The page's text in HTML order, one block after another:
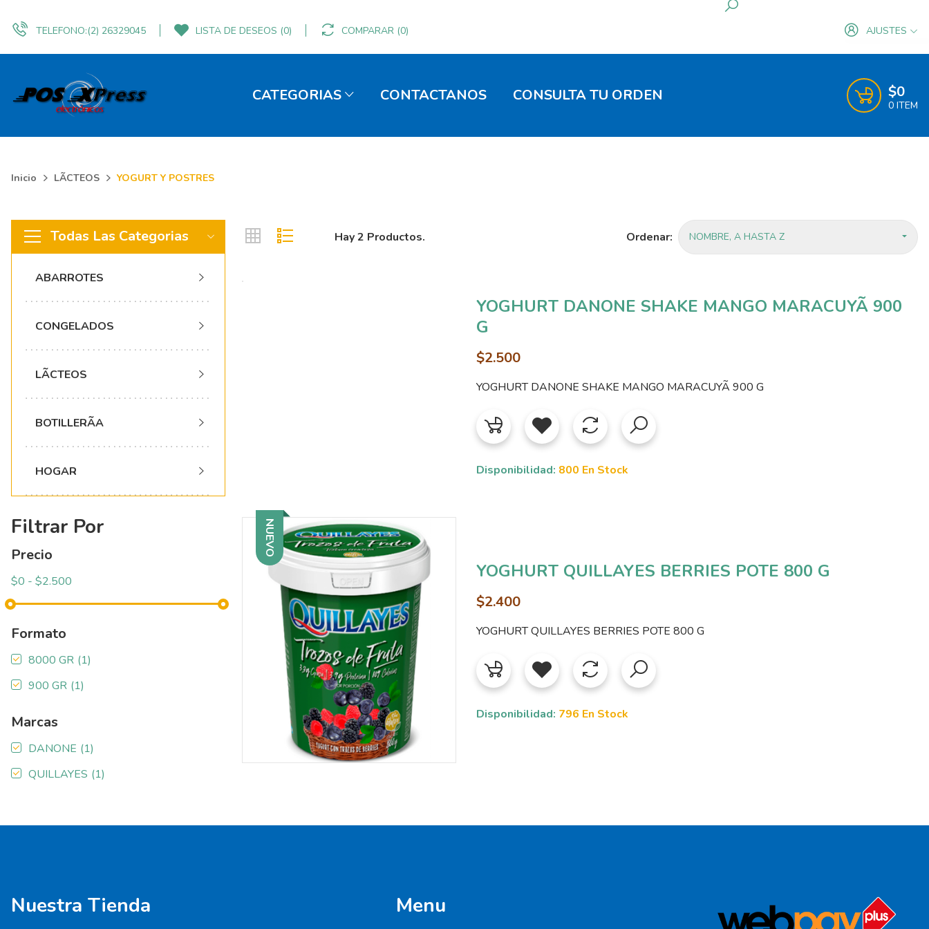
TELEFONO:(2) 26329045 LISTA DE DESEOS (0) COMPARAR (0) AJUSTES
Mi cuenta
Pagos
Registrarse
CATEGORIAS CONTACTANOS CONSULTA TU ORDEN $0
0 ITEM
Inicio LÃCTEOS YOGURT Y POSTRES
Hay 2 Productos. Ordenar: NOMBRE, A HASTA Z
YOGHURT DANONE SHAKE MANGO MARACUYÃ 900
G
$2.500
YOGHURT DANONE SHAKE MANGO MARACUYÃ 900 G
Disponibilidad: 800 En Stock
NUEVO
YOGHURT QUILLAYES BERRIES POTE 800 G
$2.400
YOGHURT QUILLAYES BERRIES POTE 800 G
Disponibilidad: 796 En Stock
Todas Las Categorias
ABARROTES
CONGELADOS
LÃCTEOS
BOTILLERÃA
HOGAR
Filtrar Por
Precio
Formato
8000 GR (1)
900 GR (1)
Marcas
DANONE (1)
QUILLAYES (1)
Nuestra Tienda Menu